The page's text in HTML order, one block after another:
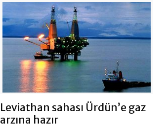
Leviathan sahası Ürdün’e gaz
arzına hazır